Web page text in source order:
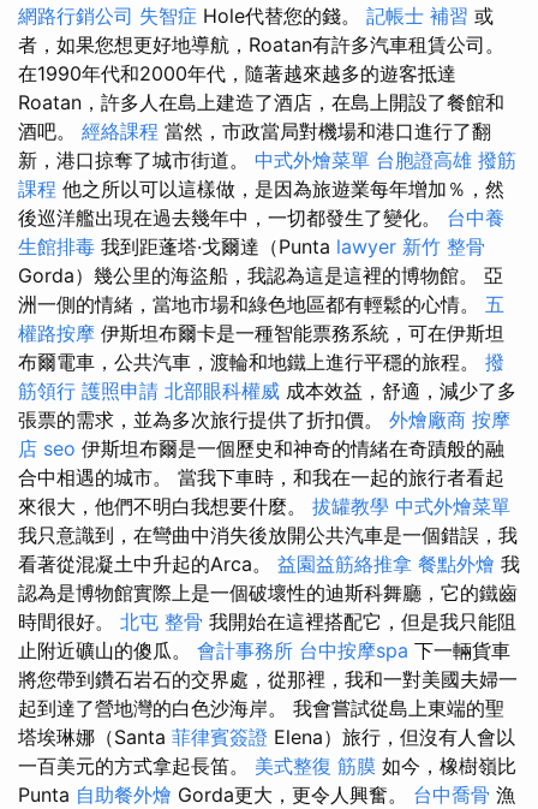
網路行銷公司 失智症 Hole代替您的錢。 記帳士 補習 或
者，如果您想更好地導航，Roatan有許多汽車租賃公司。
在1990年代和2000年代，隨著越來越多的遊客抵達
Roatan，許多人在島上建造了酒店，在島上開設了餐館和
酒吧。 經絡課程 當然，市政當局對機場和港口進行了翻
新，港口掠奪了城市街道。 中式外燴菜單 台胞證高雄 撥筋
課程 他之所以可以這樣做，是因為旅遊業每年增加％，然
後巡洋艦出現在過去幾年中，一切都發生了變化。 台中養
生館排毒 我到距蓬塔·戈爾達（Punta lawyer 新竹 整骨
Gorda）幾公里的海盜船，我認為這是這裡的博物館。 亞
洲一側的情緒，當地市場和綠色地區都有輕鬆的心情。 五
權路按摩 伊斯坦布爾卡是一種智能票務系統，可在伊斯坦
布爾電車，公共汽車，渡輪和地鐵上進行平穩的旅程。 撥
筋領行 護照申請 北部眼科權威 成本效益，舒適，減少了多
張票的需求，並為多次旅行提供了折扣價。 外燴廠商 按摩
店 seo 伊斯坦布爾是一個歷史和神奇的情緒在奇蹟般的融
合中相遇的城市。 當我下車時，和我在一起的旅行者看起
來很大，他們不明白我想要什麼。 拔罐教學 中式外燴菜單
我只意識到，在彎曲中消失後放開公共汽車是一個錯誤，我
看著從混凝土中升起的Arca。 益園益筋絡推拿 餐點外燴 我
認為是博物館實際上是一個破壞性的迪斯科舞廳，它的鐵齒
時間很好。 北屯 整骨 我開始在這裡搭配它，但是我只能阻
止附近礦山的傻瓜。 會計事務所 台中按摩spa 下一輛貨車
將您帶到鑽石岩石的交界處，從那裡，我和一對美國夫婦一
起到達了營地灣的白色沙海岸。 我會嘗試從島上東端的聖
塔埃琳娜（Santa 菲律賓簽證 Elena）旅行，但沒有人會以
一百美元的方式拿起長笛。 美式整復 筋膜 如今，橡樹嶺比
Punta 自助餐外燴 Gorda更大，更令人興奮。 台中喬骨 漁